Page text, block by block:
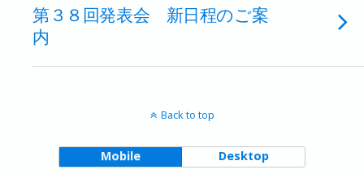
第３８回発表会 新日程のご案
内
Back to top
Mobile Desktop